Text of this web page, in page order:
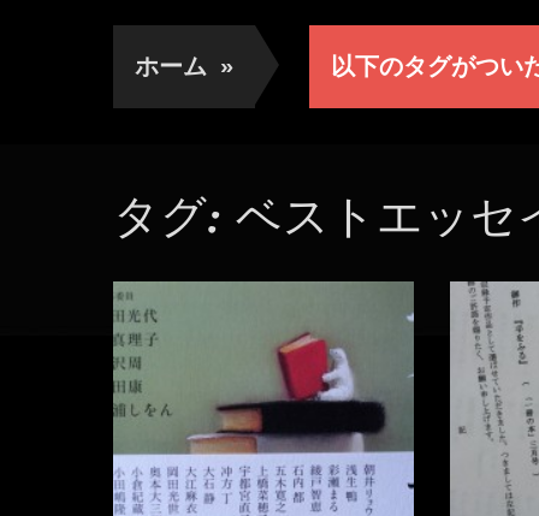
ホーム » 以下のタグがつ
タグ:ベストエッセ